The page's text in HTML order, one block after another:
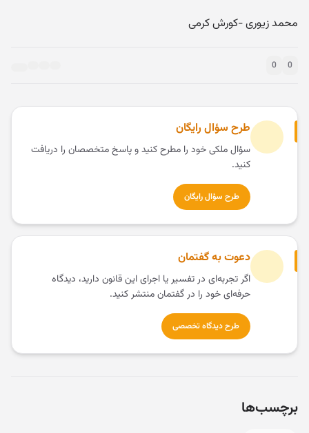
محمد زیوری -کورش کرمی
0
0
طرح سؤال رایگان
سؤال ملکی خود را مطرح کنید و پاسخ متخصصان را دریافت
کنید.
طرح سؤال رایگان
دعوت به گفتمان
اگر تجربه‌ای در تفسیر یا اجرای این قانون دارید، دیدگاه
حرفه‌ای خود را در گفتمان منتشر کنید.
طرح دیدگاه تخصصی
برچسب‌ها